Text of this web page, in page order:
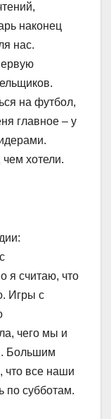
наконец
нас.
на футбол,
главное – у
хотели.
я считаю, что
Игры с
чего мы и
Большим
что все наши
по субботам.